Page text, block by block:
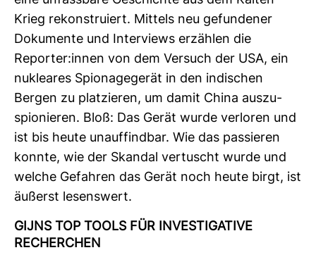
Krieg rekon­stru­iert. Mit­tels neu gefun­dener
Doku­mente und Inter­views erzählen die
Reporter:innen von dem Ver­such der USA, ein
nukleares Spio­na­ge­gerät in den indi­schen
Bergen zu plat­zieren, um damit China aus­zu­
spio­nieren. Bloß: Das Gerät wurde ver­loren und
ist bis heute unauf­findbar. Wie das pas­sieren
konnte, wie der Skandal ver­tuscht wurde und
welche Gefahren das Gerät noch heute birgt, ist
äußerst lesens­wert.
GIJNS TOP TOOLS FÜR INVES­TI­GA­TIVE
RECHER­CHEN